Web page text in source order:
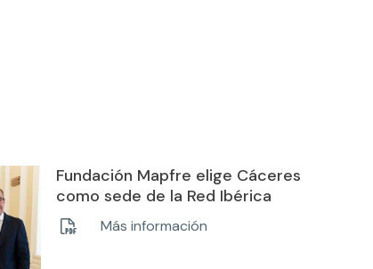
Fundación Mapfre elige Cáceres
como sede de la Red Ibérica
Más información